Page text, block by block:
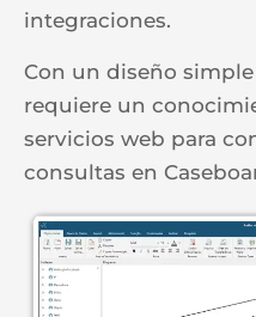
integraciones.
Con un diseño
requiere un
servicios web para
consultas en